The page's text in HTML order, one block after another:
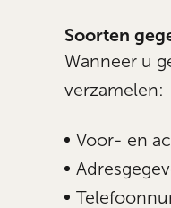
Soorten
Wanneer u
verzamelen:
Voor- en